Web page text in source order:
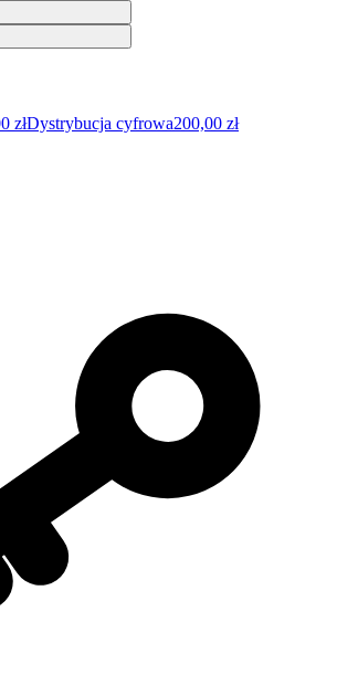
złDystrybucja cyfrowa200,00 zł